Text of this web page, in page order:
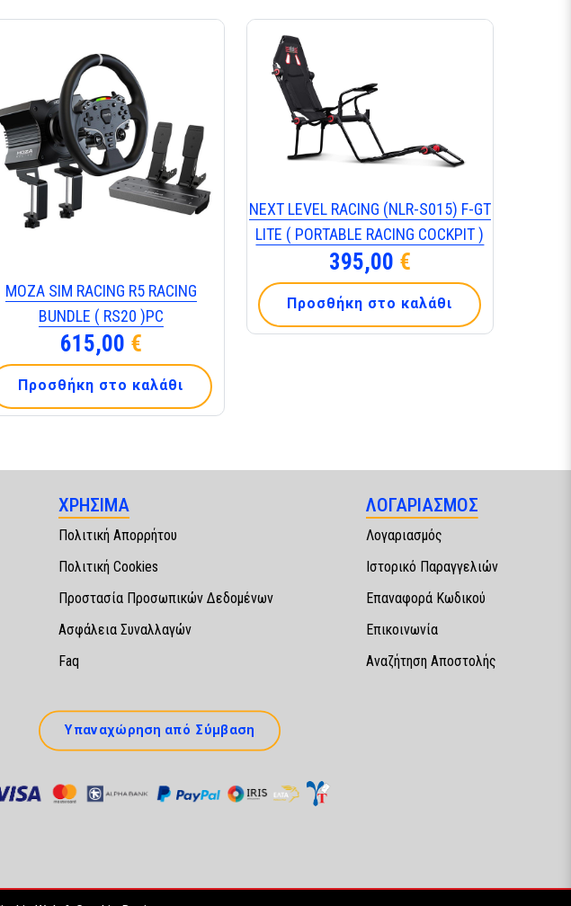
MOZA SIM RACING R5 RACING
BUNDLE ( RS20 )PC
615,00 €
Προσθήκη στο καλάθι
ΝΕΧΤ LΕVΕL RΑCΙΝG (ΝLR-S015) F-GΤ
LΙΤΕ ( ΡΟRΤΑΒLΕ RΑCΙΝG CΟCΚΡΙΤ )
395,00 €
Προσθήκη στο καλάθι
ΧΡΗΣΙΜΑ
Πολιτική Απορρήτου
Πολιτική Cookies
Προστασία Προσωπικών Δεδομένων
Ασφάλεια Συναλλαγών
Faq
ΛΟΓΑΡΙΑΣΜΟΣ
Λογαριασμός
Ιστορικό Παραγγελιών
Επαναφορά Κωδικού
Επικοινωνία
Αναζήτηση Αποστολής
Υπαναχώρηση από Σύμβαση